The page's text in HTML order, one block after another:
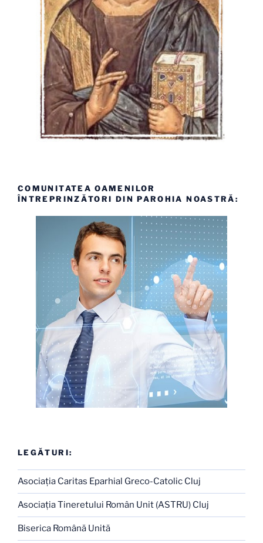
COMUNITATEA OAMENILOR
ÎNTREPRINZĂTORI DIN PAROHIA NOASTRĂ:
LEGĂTURI:
Asociaţia Caritas Eparhial Greco-Catolic Cluj
Asociaţia Tineretului Român Unit (ASTRU) Cluj
Biserica Română Unită